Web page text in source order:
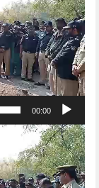
00:00
Video
Player